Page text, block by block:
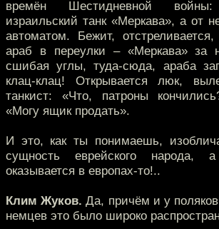
времён Шестидневной
израильский танк «Меркава», а от
автоматом. Бежит,
араб в переулки – «Меркава» за
сшибая углы, туда-сюда, араба
клац-клац! Открывается люк,
танкист: «Что, патроны
«Могу ящик продать».
И это, как ты понимаешь,
сущность еврейского
оказывается в европах-то!..
Клим Жуков. Да, причём и у
немцев это было широко